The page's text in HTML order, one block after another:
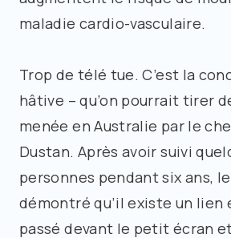
maladie cardio-vasculaire.
Trop de télé tue. C’est la
hâtive – qu’on pourrait tirer
menée en Australie par le
Dustan. Après avoir suivi
personnes pendant six ans,
démontré qu’il existe un lien
passé devant le petit écran